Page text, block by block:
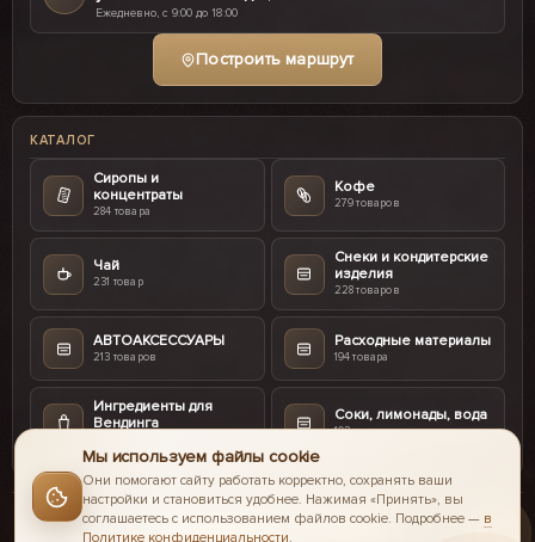
Ежедневно, с 9:00 до 18:00
Построить маршрут
КАТАЛОГ
Сиропы и
концентраты
284 товара
Кофе
279 товаров
Чай
231 товар
Снеки и кондитерские
изделия
228 товаров
АВТОАКСЕССУАРЫ
213 товаров
Расходные материалы
194 товара
Ингредиенты для
Вендинга
Соки, лимонады, вода
103 товара
Мы используем файлы cookie
Они помогают сайту работать корректно, сохранять ваши
настройки и становиться удобнее. Нажимая «Принять», вы
соглашаетесь с использованием файлов cookie. Подробнее — в
Политике конфиденциальности.